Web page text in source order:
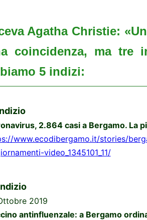
Agatha Christie:
coincidenza, ma tre
5 indizi:
2.864 casi a Bergamo. La
www.ecodibergamo.it/stories/
video_1345101_11/
2019
antinfluenzale: a Bergamo